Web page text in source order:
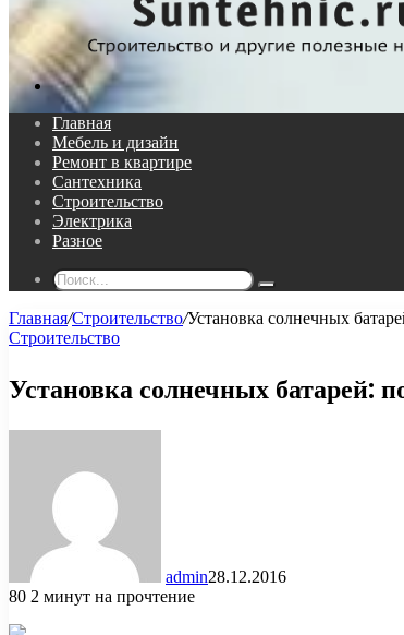
Поиск...
Главная
Мебель и дизайн
Ремонт в квартире
Сантехника
Строительство
Электрика
Разное
Поиск...
Главная/Строительство/Установка солнечных
Строительство
Установка солнечных батарей:
admin28.12.2016
80 2 минут на прочтение